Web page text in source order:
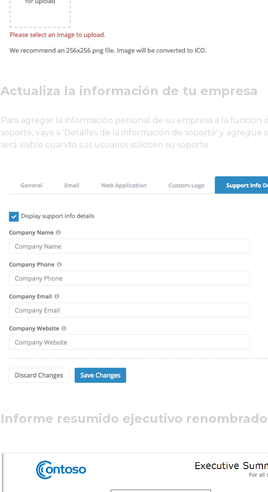
Actualiza la información de tu empresa
Para agregar la información personal de su empresa a la función
soporte, vaya a 'Detalles de la información de soporte' y agregue
será visible cuando sus usuarios soliciten su soporte.
Informe resumido ejecutivo renombrado